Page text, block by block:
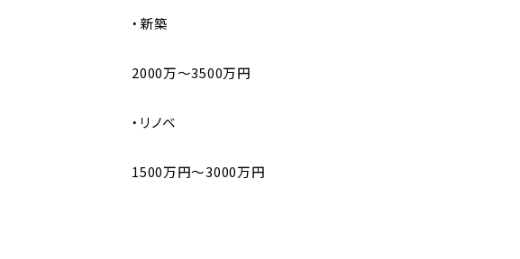
・新築
2000万～3500万円
・リノベ
1500万円～3000万円